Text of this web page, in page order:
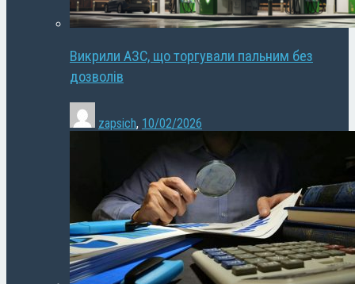
Викрили АЗС, що торгували пальним без
дозволів
zapsich, 10/02/2026